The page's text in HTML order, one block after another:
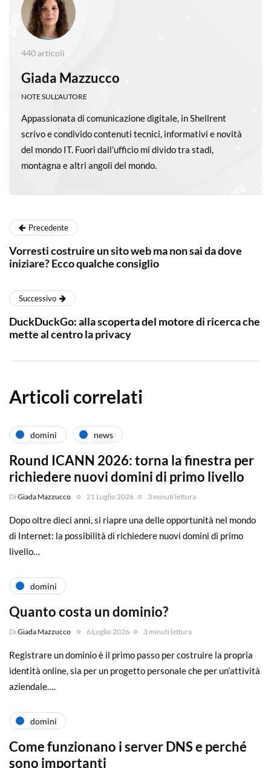
440 articoli
Giada Mazzucco
NOTE SULL'AUTORE
Appassionata di comunicazione digitale, in Shellrent
scrivo e condivido contenuti tecnici, informativi e novità
del mondo IT. Fuori dall'ufficio mi divido tra stadi,
montagna e altri angoli del mondo.
Precedente
Vorresti costruire un sito web ma non sai da dove
iniziare? Ecco qualche consiglio
Successivo
DuckDuckGo: alla scoperta del motore di ricerca che
mette al centro la privacy
Articoli correlati
domini news
Round ICANN 2026: torna la finestra per
richiedere nuovi domini di primo livello
Di Giada Mazzucco 21 Luglio 2026 3 minuti lettura
Dopo oltre dieci anni, si riapre una delle opportunità nel mondo
di Internet: la possibilità di richiedere nuovi domini di primo
livello…
domini
Quanto costa un dominio?
Di Giada Mazzucco 6 Luglio 2026 3 minuti lettura
Registrare un dominio è il primo passo per costruire la propria
identità online, sia per un progetto personale che per un’attività
aziendale….
domini
Come funzionano i server DNS e perché
sono importanti